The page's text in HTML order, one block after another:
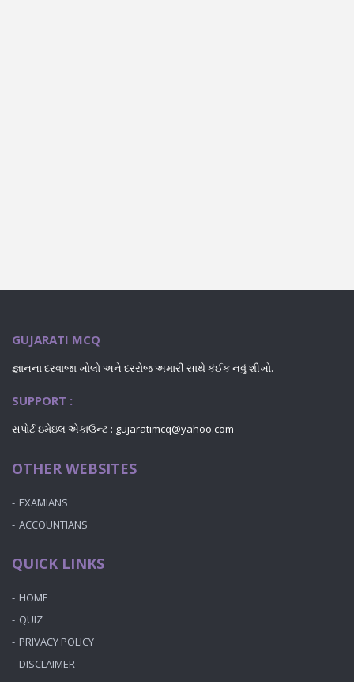
GUJARATI MCQ
જ્ઞાનના દરવાજા ખોલો અને દરરોજ અમારી સાથે કંઈક નવું શીખો.
SUPPORT :
સપોર્ટ ઇમેઇલ એકાઉન્ટ : gujaratimcq@yahoo.com
OTHER WEBSITES
EXAMIANS
ACCOUNTIANS
QUICK LINKS
HOME
QUIZ
PRIVACY POLICY
DISCLAIMER